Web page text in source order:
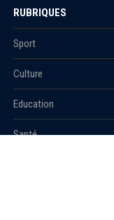
RUBRIQUES
Sport
Culture
Education
Santé